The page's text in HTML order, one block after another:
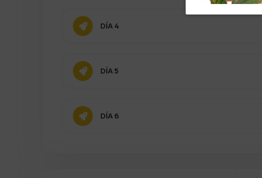
DÍA 4
DÍA 5
DÍA 6